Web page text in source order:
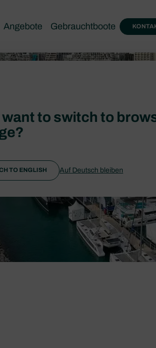
Angebote Gebrauchtboote
want to switch to
TO ENGLISH Auf Deutsch bleiben